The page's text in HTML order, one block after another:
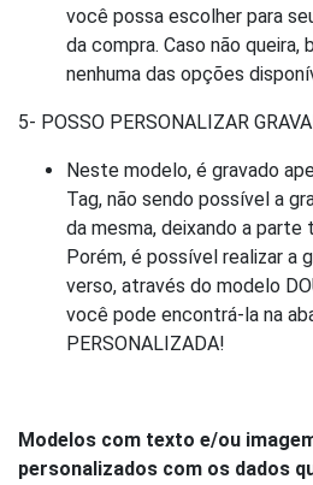
você possa escolher para
da compra. Caso não queira,
nenhuma das opções
5- POSSO PERSONALIZAR
Neste modelo, é gravado
Tag, não sendo possível a
da mesma, deixando a parte
Porém, é possível realizar a
verso, através do modelo
você pode encontrá-la na
PERSONALIZADA!
Modelos com texto e/ou
personalizados com os dados